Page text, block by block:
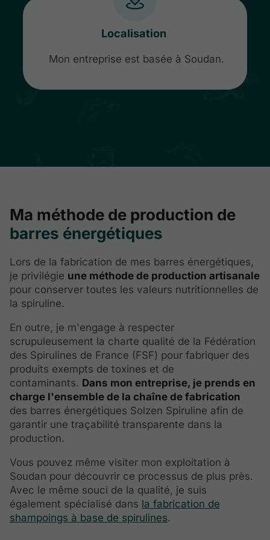
Localisation
Mon entreprise est basée à Soudan.
Ma méthode de production de
barres énergétiques
Lors de la fabrication de mes barres énergétiques,
je privilégie une méthode de production artisanale
pour conserver toutes les valeurs nutritionnelles de
la spiruline.
En outre, je m'engage à respecter
scrupuleusement la charte qualité de la Fédération
des Spirulines de France (FSF) pour fabriquer des
produits exempts de toxines et de
contaminants. Dans mon entreprise, je prends en
charge l'ensemble de la chaîne de fabrication
des barres énergétiques Solzen Spiruline afin de
garantir une traçabilité transparente dans la
production.
Vous pouvez même visiter mon exploitation à
Soudan pour découvrir ce processus de plus près.
Avec le même souci de la qualité, je suis
également spécialisé dans la fabrication de
shampoings à base de spirulines.